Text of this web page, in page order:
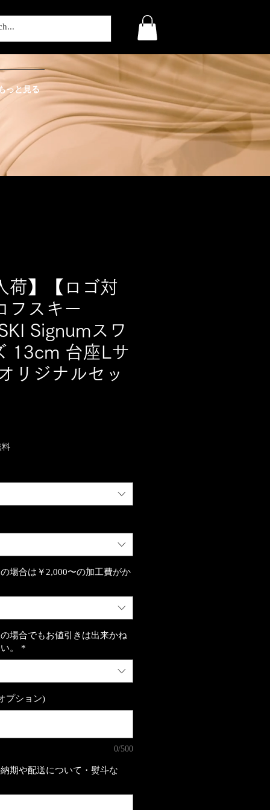
っと見る
荷】【ロゴ対
フスキー
Signumスワ
13cm 台座Lサ
リジナルセッ
料
場合は￥2,000〜の加工費がか
場合でもお値引きは出来かね
。
*
プション)
0/500
期や配送について・熨斗な